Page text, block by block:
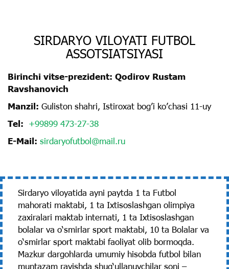
SIRDARYO VILOYATI FUTBOL
ASSOTSIATSIYASI
Birinchi vitse-prezident: Qodirov Rustam
Ravshanovich
Manzil: Guliston shahri, Istiroxat bog’i koʼchasi 11-uy
Tel: +99899 473-27-38
E-Mail: sirdaryofutbol@mail.ru
Sirdaryo viloyatida ayni paytda 1 ta Futbol
mahorati maktabi, 1 ta Ixtisoslashgan olimpiya
zaxiralari maktab internati, 1 ta Ixtisoslashgan
bolalar va o‘smirlar sport maktabi, 10 ta Bolalar va
o‘smirlar sport maktabi faoliyat olib bormoqda.
Mazkur dargohlarda umumiy hisobda futbol bilan
muntazam ravishda shug‘ullanuvchilar soni –